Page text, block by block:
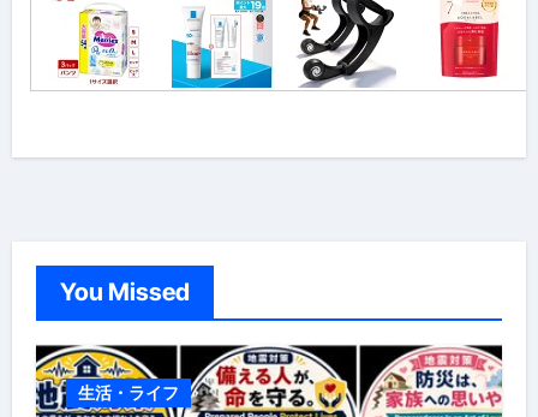
You Missed
生活・ライフ